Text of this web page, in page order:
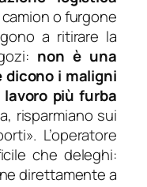
o furgone
a ritirare la
non è una
i maligni
più furba
risparmiano sui
». L’operatore
che deleghi:
direttamente a